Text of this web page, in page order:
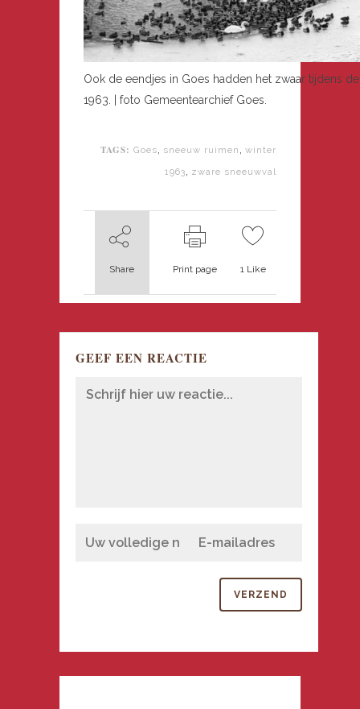
Ook de eendjes in Goes hadden het zwaar tijdens
1963. | foto Gemeentearchief Goes.
TAGS: Goes sneeuw ruimen
winter
1963
zware sneeuwval
Share Print page 1Like
GEEF EEN REACTIE